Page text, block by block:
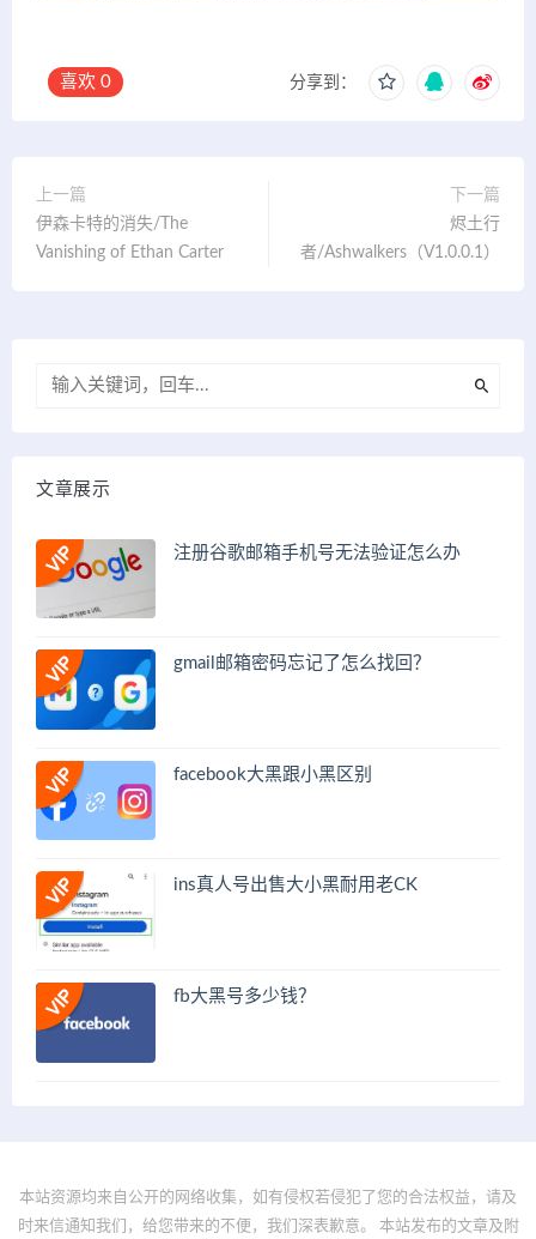
喜欢 0 分享到：
上一篇
伊森卡特的消失/The
Vanishing of Ethan Carter
下一篇
烬土行
者/Ashwalkers（V1.0.0.1）
文章展示
注册谷歌邮箱手机号无法验证怎么办
gmail邮箱密码忘记了怎么找回？
facebook大黑跟小黑区别
ins真人号出售大小黑耐用老CK
fb大黑号多少钱？
本站资源均来自公开的网络收集，如有侵权若侵犯了您的合法权益，请及
时来信通知我们，给您带来的不便，我们深表歉意。 本站发布的文章及附